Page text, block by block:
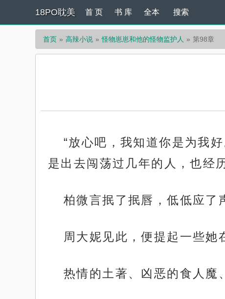
18PO耽美 首 页 书 库 全本 搜索
首页 高辣小说 怪物崽崽和他的怪物监护人 第98章
“放心吧，我知道你是为我
是出去闯荡过几年的人，也经
柏微言抿了抿唇，低低应了
周大妮见此，便提起一些她
热情的土著、凶恶的食人